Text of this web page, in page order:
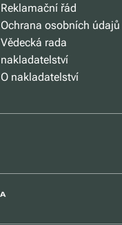
Reklamační řád
Ochrana osobních údajů
Vědecká rada
nakladatelství
O nakladatelství